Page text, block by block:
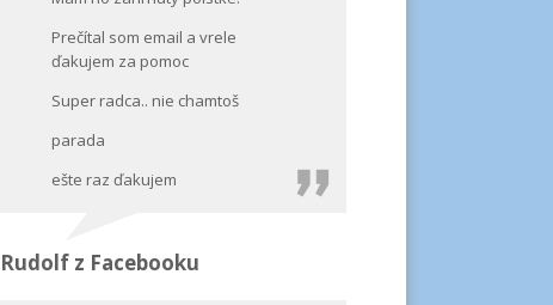
Prečítal som email a vrele
ďakujem za pomoc
Super radca.. nie chamtoš
parada
ešte raz ďakujem
Rudolf z Facebooku